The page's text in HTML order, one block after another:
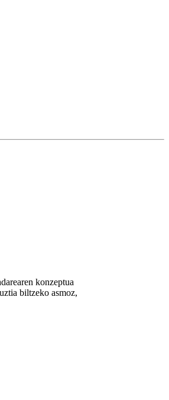
konzeptua
biltzeko asmoz,